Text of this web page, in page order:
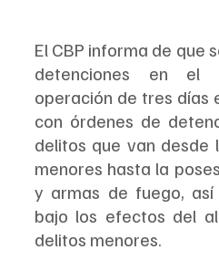
El CBP informa de que
detenciones en el
operación de tres días
con órdenes de
delitos que van desde
menores hasta la
y armas de fuego,
bajo los efectos del
delitos menores.